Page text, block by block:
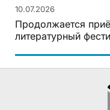
10.07.2026
Продолжается
литературный